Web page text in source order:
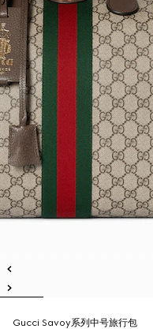
Gucci Savoy系列中号旅行包